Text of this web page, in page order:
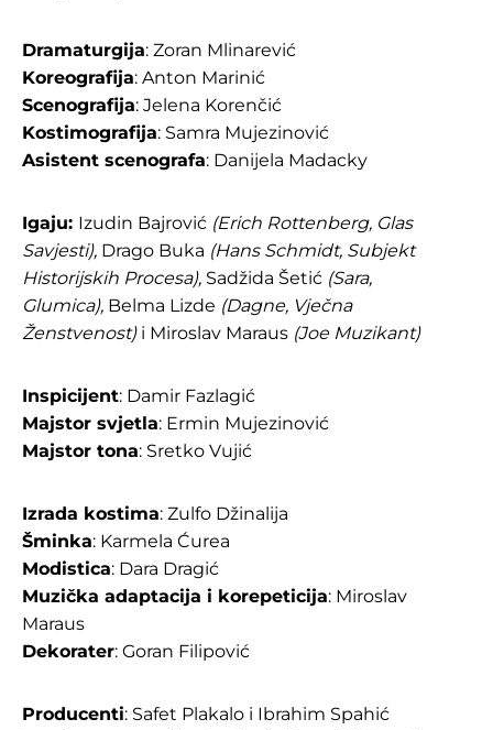
Dramaturgija: Zoran Mlinarević
Koreografija: Anton Marinić
Scenografija: Jelena Korenčić
Kostimografija: Samra Mujezinović
Asistent scenografa: Danijela Madacky
Igaju: Izudin Bajrović (Erich Rottenberg, Glas
Savjesti), Drago Buka (Hans Schmidt, Subjekt
Historijskih Procesa), Sadžida Šetić (Sara,
Glumica), Belma Lizde (Dagne, Vječna
Ženstvenost)i Miroslav Maraus (Joe Muzikant)
Inspicijent: Damir Fazlagić
Majstor svjetla: Ermin Mujezinović
Majstor tona: Sretko Vujić
Izrada kostima: Zulfo Džinalija
Šminka: Karmela Ćurea
Modistica: Dara Dragić
Muzička adaptacija i korepeticija: Miroslav
Maraus
Dekorater: Goran Filipović
Producenti: Safet Plakalo i Ibrahim Spahić